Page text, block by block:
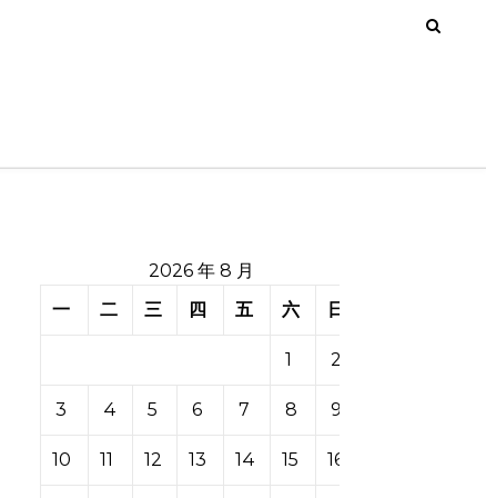
2026 年 8 月
一
二 三 四 五 六 日
1 2
3 4 5 6 7 8 9
10 11 12 13 14 15 16